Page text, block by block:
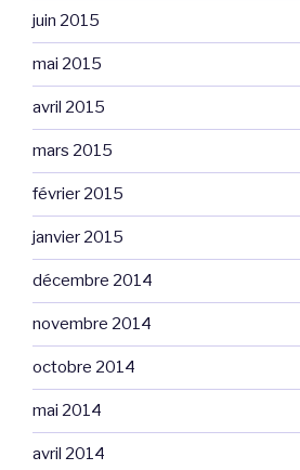
juin 2015
mai 2015
avril 2015
mars 2015
février 2015
janvier 2015
décembre 2014
novembre 2014
octobre 2014
mai 2014
avril 2014